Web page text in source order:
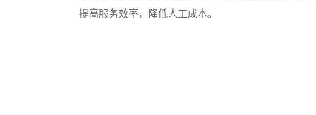
提高服务效率，降低人工成本。